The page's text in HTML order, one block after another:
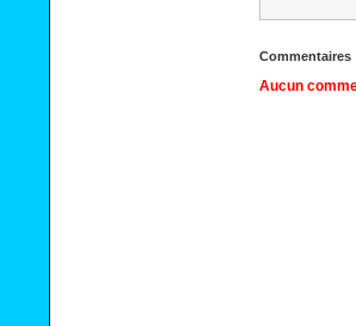
Commentaires
Aucun